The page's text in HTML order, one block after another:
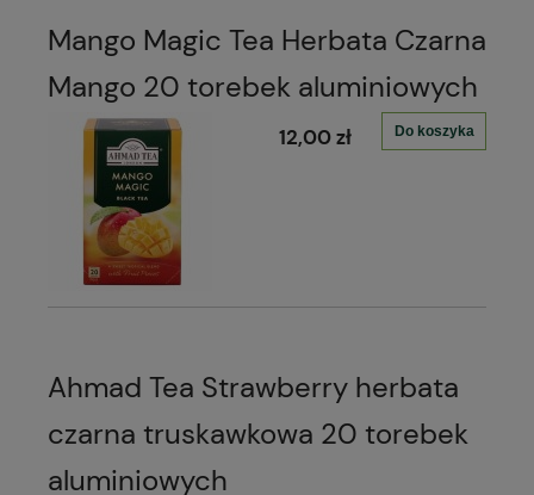
Mango Magic Tea Herbata Czarna
Mango 20 torebek aluminiowych
12,00 zł Do koszyka
Ahmad Tea Strawberry herbata
czarna truskawkowa 20 torebek
aluminiowych